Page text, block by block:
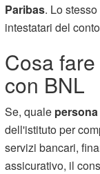
Paribas. Lo
intestatari del
Cosa
con BNL
Se, quale
dell'istituto per
servizi bancari,
assicurativo, il